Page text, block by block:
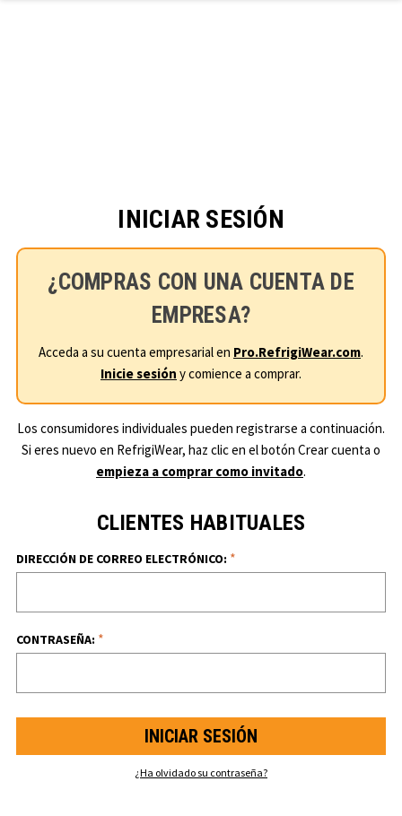
INICIAR SESIÓN
¿COMPRAS CON UNA CUENTA DE
EMPRESA?
Acceda a su cuenta empresarial en Pro.RefrigiWear.com.
Inicie sesión y comience a comprar.
Los consumidores individuales pueden registrarse a continuación.
Si eres nuevo en RefrigiWear, haz clic en el botón Crear cuenta o
empieza a comprar como invitado.
CLIENTES HABITUALES
DIRECCIÓN DE CORREO ELECTRÓNICO: *
CONTRASEÑA: *
¿Ha olvidado su contraseña?